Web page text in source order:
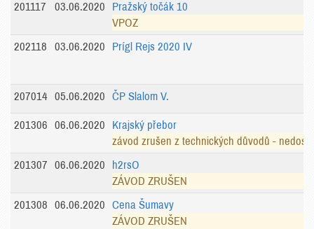
201117 03.06.2020
Pražský točák 10
VPOZ
202118
03.06.2020 Prígl Rejs 2020 IV
207014 05.06.2020 ČP Slalom V.
201306 06.06.2020
Krajský přebor
závod zrušen z technických důvodů -
201307
06.06.2020
h2rsO
ZÁVOD ZRUŠEN
201308
06.06.2020
Cena Šumavy
ZÁVOD ZRUŠEN